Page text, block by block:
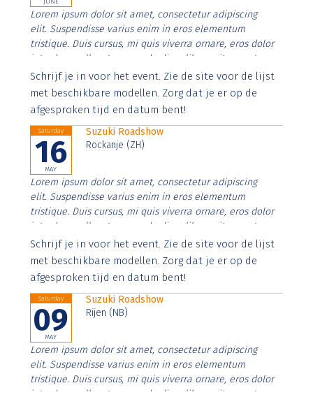
JUNE
Lorem ipsum dolor sit amet, consectetur adipiscing
elit. Suspendisse varius enim in eros elementum
tristique. Duis cursus, mi quis viverra ornare, eros dolor
interdum nulla, ut commodo diam libero vitae erat.
Aenean faucibus nibh et justo cursus id rutrum lorem
imperdiet. Nunc ut sem vitae risus tristique posuere.
Schrijf je in voor het event. Zie de site voor de lijst
met beschikbare modellen. Zorg dat je er op de
afgesproken tijd en datum bent!
Saturday
16
MAY
Suzuki Roadshow
Rockanje (ZH)
Lorem ipsum dolor sit amet, consectetur adipiscing
elit. Suspendisse varius enim in eros elementum
tristique. Duis cursus, mi quis viverra ornare, eros dolor
interdum nulla, ut commodo diam libero vitae erat.
Aenean faucibus nibh et justo cursus id rutrum lorem
imperdiet. Nunc ut sem vitae risus tristique posuere.
Schrijf je in voor het event. Zie de site voor de lijst
met beschikbare modellen. Zorg dat je er op de
afgesproken tijd en datum bent!
Saturday
09
MAY
Suzuki Roadshow
Rijen (NB)
Lorem ipsum dolor sit amet, consectetur adipiscing
elit. Suspendisse varius enim in eros elementum
tristique. Duis cursus, mi quis viverra ornare, eros dolor
interdum nulla, ut commodo diam libero vitae erat.